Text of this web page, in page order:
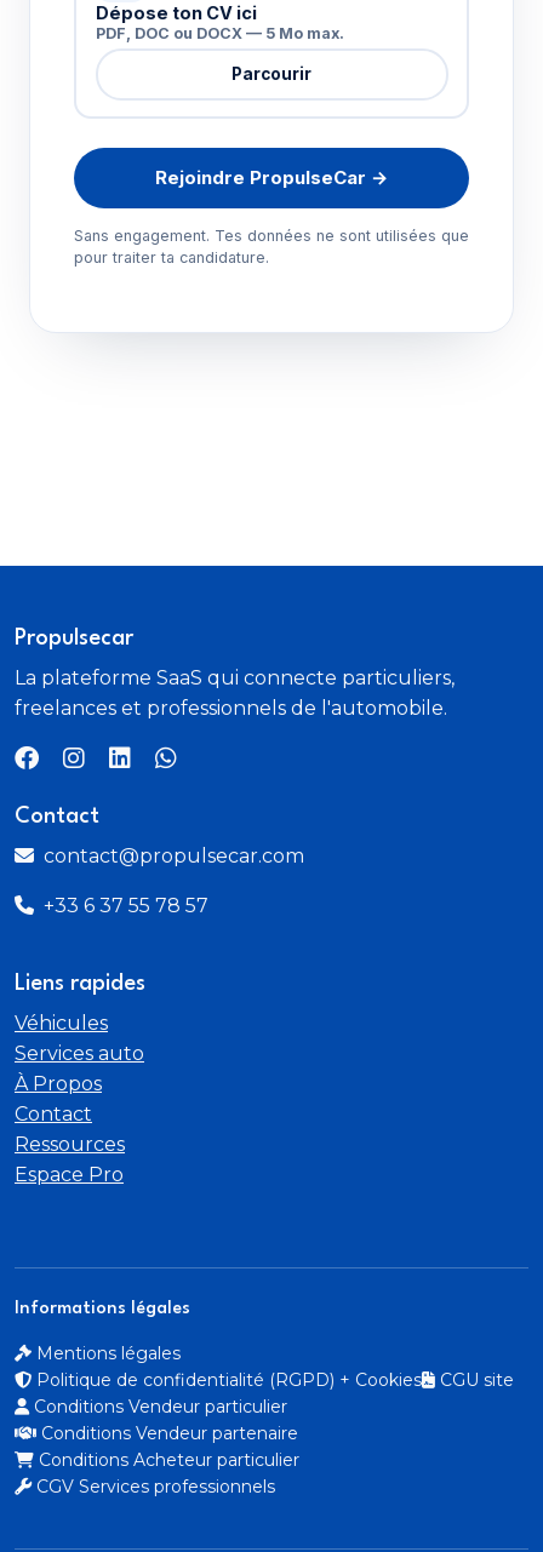
Dépose ton CV ici
PDF, DOC ou DOCX — 5 Mo max.
Parcourir
Rejoindre PropulseCar →
Sans engagement. Tes données ne sont utilisées que
pour traiter ta candidature.
Propulsecar
La plateforme SaaS qui connecte particuliers,
freelances et professionnels de l'automobile.
Contact
contact@propulsecar.com
+33 6 37 55 78 57
Liens rapides
Véhicules
Services auto
À Propos
Contact
Ressources
Espace Pro
Informations légales
Mentions légales
Politique de confidentialité (RGPD) + Cookies
CGU site
Conditions Vendeur particulier
Conditions Vendeur partenaire
Conditions Acheteur particulier
CGV Services professionnels